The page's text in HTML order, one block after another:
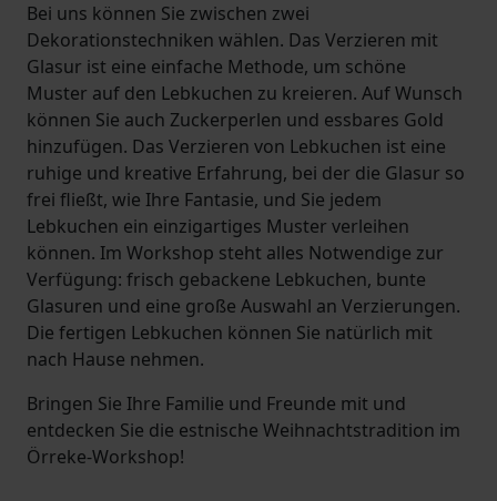
Bei uns können Sie zwischen zwei
Dekorationstechniken wählen. Das Verzieren mit
Glasur ist eine einfache Methode, um schöne
Muster auf den Lebkuchen zu kreieren. Auf Wunsch
können Sie auch Zuckerperlen und essbares Gold
hinzufügen. Das Verzieren von Lebkuchen ist eine
ruhige und kreative Erfahrung, bei der die Glasur so
frei fließt, wie Ihre Fantasie, und Sie jedem
Lebkuchen ein einzigartiges Muster verleihen
können. Im Workshop steht alles Notwendige zur
Verfügung: frisch gebackene Lebkuchen, bunte
Glasuren und eine große Auswahl an Verzierungen.
Die fertigen Lebkuchen können Sie natürlich mit
nach Hause nehmen.
Bringen Sie Ihre Familie und Freunde mit und
entdecken Sie die estnische Weihnachtstradition im
Örreke-Workshop!